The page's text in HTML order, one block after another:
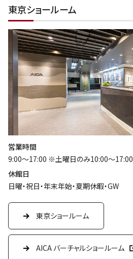
東京ショールーム
営業時間
9:00～17:00 ※土曜日のみ10:00～17:00
休館日
日曜・祝日・年末年始・夏期休暇・GW
東京ショールーム
AICA バーチャルショールーム